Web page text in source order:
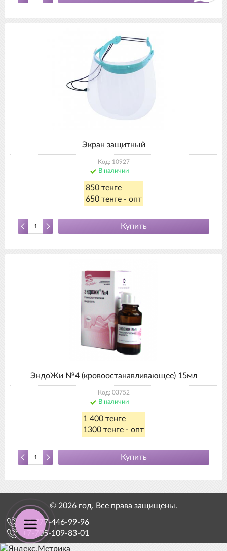
Экран защитный
Код: 10927
В наличии
850 тенге
650 тенге - опт
Купить
ЭндоЖи №4 (кровоостанавливающее) 15мл
Код: 03752
В наличии
1 400 тенге
1300 тенге - опт
Купить
© 2026 год. Все права защищены.
+7-777-446-99-96
+7-705-109-83-01